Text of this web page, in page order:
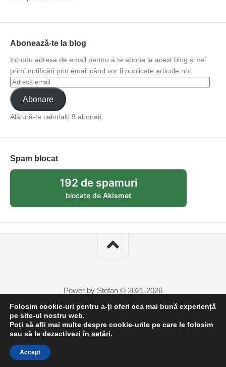
Abonează-te la blog
Introdu adresa de email pentru a te abona la acest blog și vei
primi notificări prin email când vor fi publicate articole noi.
Abonare
Alătură-te celorlalți 9 abonați.
Spam blocat
192 de spamuri
blocate de Akismet
Power by Stefan © 2021-2026
Folosim cookie-uri pentru a-ți oferi cea mai bună experiență
pe site-ul nostru web.
Poți să afli mai multe despre cookie-urile pe care le folosim
sau să le dezactivezi în setări.
Accept
1